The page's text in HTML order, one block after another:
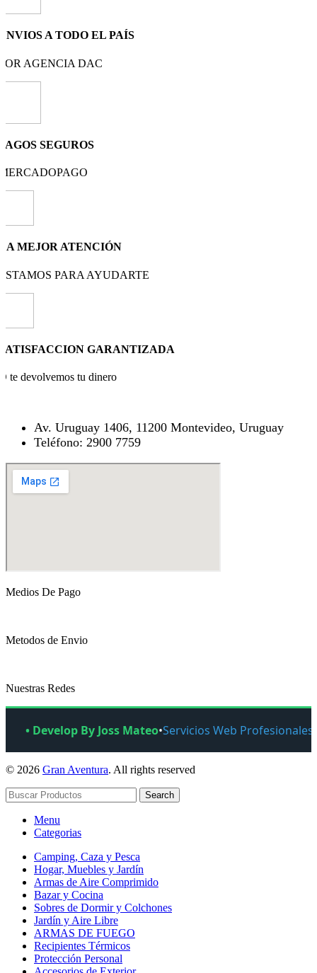
A TODO EL PAÍS
AGENCIA DAC
SEGUROS
MEJOR ATENCIÓN
PARA AYUDARTE
GARANTIZADA
te devolvemos tu dinero
Av. Uruguay 1406, 11200 Montevideo, Uruguay
Teléfono: 2900 7759
Medios De Pago
Metodos de Envio
Nuestras Redes
• Develop By Joss Mateo•Servicios Web Profesionales
© 2026 Gran Aventura. All rights reserved
Search
Menu
Categorias
Camping, Caza y Pesca
Hogar, Muebles y Jardín
Armas de Aire Comprimido
Bazar y Cocina
Sobres de Dormir y Colchones
Jardín y Aire Libre
ARMAS DE FUEGO
Recipientes Térmicos
Protección Personal